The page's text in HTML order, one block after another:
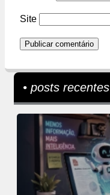
Site
• posts recentes